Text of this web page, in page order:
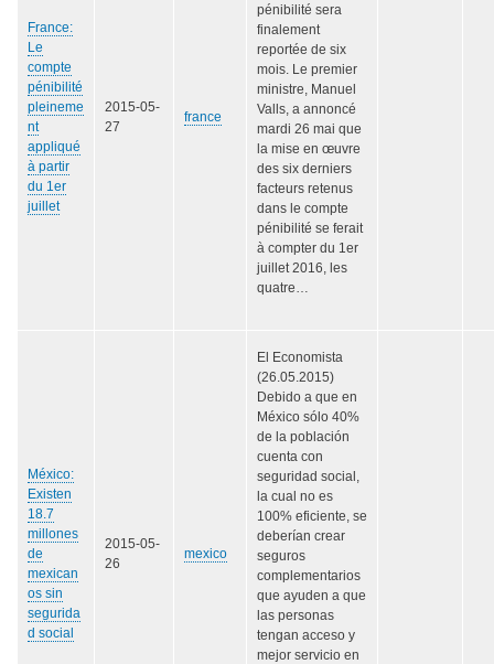
France:
Le
compte
pénibilité
pleineme
nt
appliqué
à partir
du 1er
juillet
2015-05-
27
france
pénibilité sera
finalement
reportée de six
mois. Le premier
ministre, Manuel
Valls, a annoncé
mardi 26 mai que
la mise en œuvre
des six derniers
facteurs retenus
dans le compte
pénibilité se ferait
à compter du 1er
juillet 2016, les
quatre…
México:
Existen
18.7
millones
de
mexican
os sin
segurida
d social
2015-05-
26
mexico
El Economista
(26.05.2015)
Debido a que en
México sólo 40%
de la población
cuenta con
seguridad social,
la cual no es
100% eficiente, se
deberían crear
seguros
complementarios
que ayuden a que
las personas
tengan acceso y
mejor servicio en